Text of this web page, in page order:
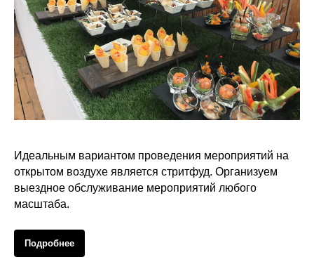
Идеальным вариантом проведения мероприятий на
открытом воздухе является стритфуд. Организуем
выездное обслуживание мероприятий любого
масштаба.
Подробнее